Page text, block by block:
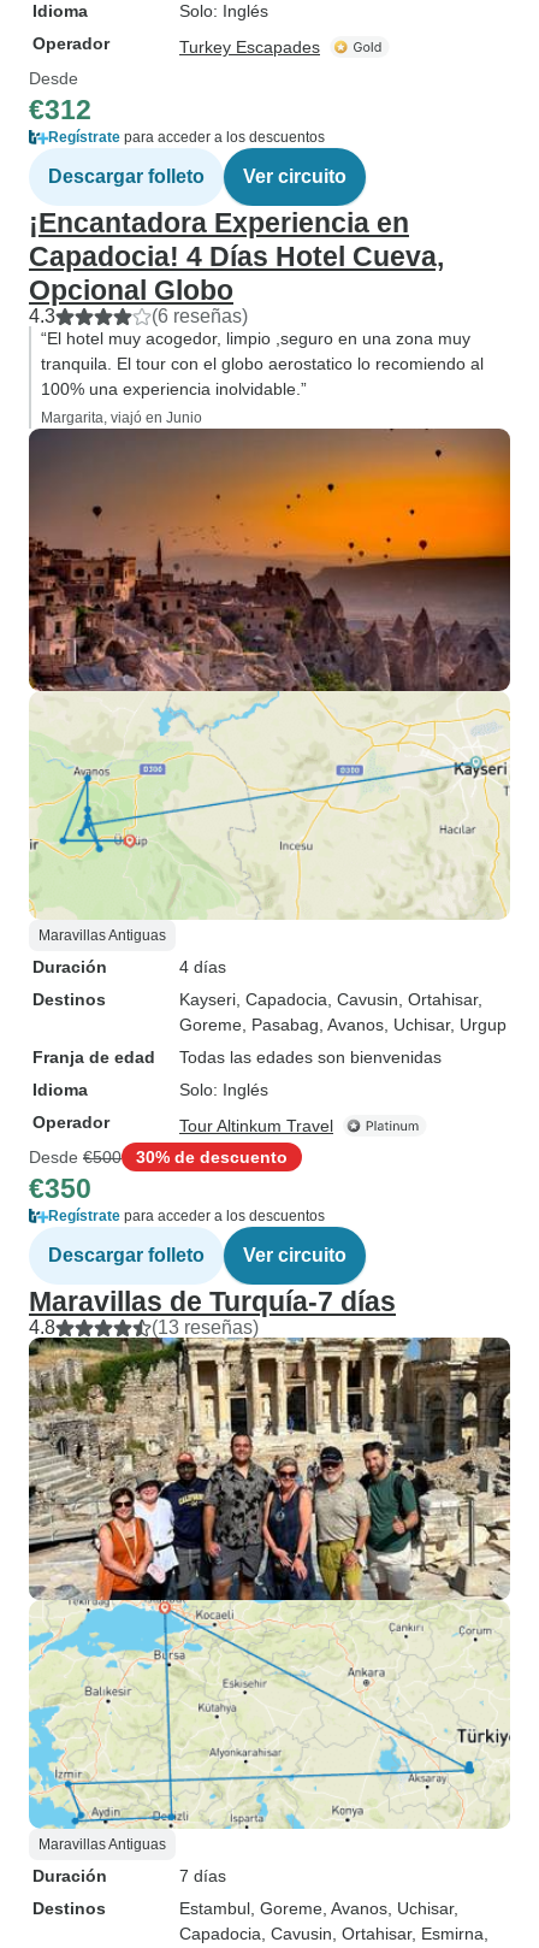
Idioma
Solo: Inglés
Operador
Turkey Escapades
Desde
€312
Regístrate para acceder a los descuentos
Descargar folleto Ver circuito
¡Encantadora Experiencia en
Capadocia! 4 Días Hotel Cueva,
Opcional Globo
4.3 (6 reseñas)
“El hotel muy acogedor, limpio ,seguro en una zona muy
tranquila. El tour con el globo aerostatico lo recomiendo al
100% una experiencia inolvidable.”
Margarita, viajó en Junio
Maravillas Antiguas
Duración
4 días
Destinos
Kayseri , Capadocia , Cavusin , Ortahisar,
Goreme , Pasabag , Avanos , Uchisar, Urgup
Franja de edad
Todas las edades son bienvenidas
Idioma
Solo: Inglés
Operador
Tour Altinkum Travel
Desde €500 30% de descuento
€350
Regístrate para acceder a los descuentos
Descargar folleto Ver circuito
Maravillas de Turquía-7 días
4.8 (13 reseñas)
Maravillas Antiguas
Duración
7 días
Destinos
Estambul , Goreme , Avanos , Uchisar,
Capadocia , Cavusin , Ortahisar, Esmirna